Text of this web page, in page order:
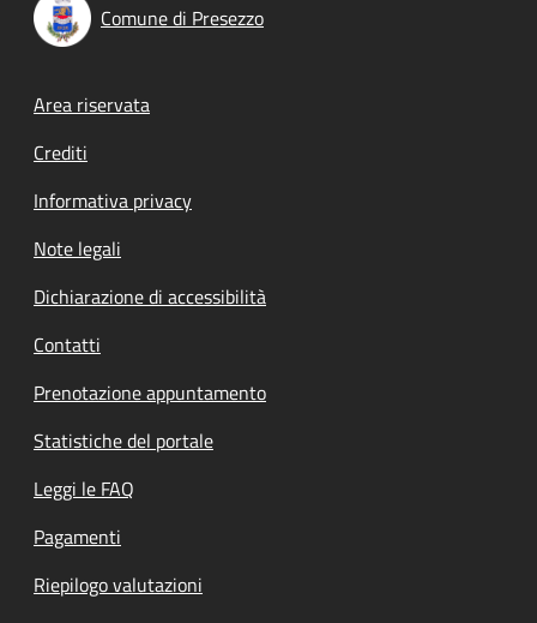
Comune di Presezzo
Footer menu
Area riservata
Crediti
Informativa privacy
Note legali
Dichiarazione di accessibilità
Contatti
Prenotazione appuntamento
Statistiche del portale
Leggi le FAQ
Pagamenti
Riepilogo valutazioni